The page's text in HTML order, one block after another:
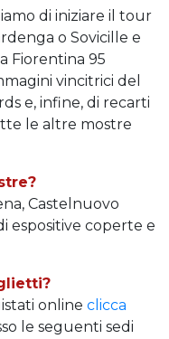
di iniziare il tour
o Sovicille e
Fiorentina 95
vincitrici del
e, infine, di recarti
le altre mostre
Castelnuovo
espositive coperte e
online clicca
le seguenti sedi